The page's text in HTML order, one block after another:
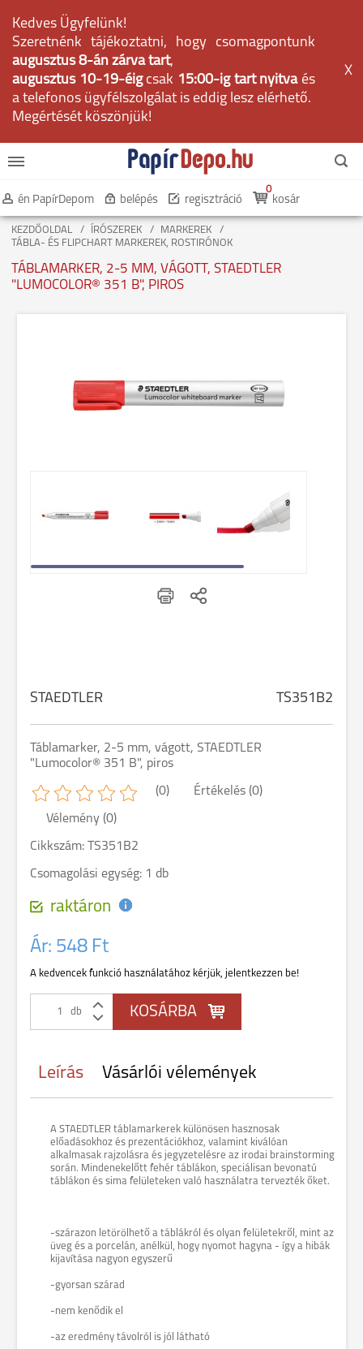
Kedves Ügyfelünk!
Szeretnénk tájékoztatni, hogy csomagpontunk
augusztus 8-án zárva tart,
augusztus 10-19-éig csak 15:00-ig tart nyitvaés
a telefonos ügyfélszolgálat is eddig lesz elérhető.
Megértését köszönjük!
X
én PapírDepom belépés regisztráció kosár
0
KEZDŐOLDAL ÍRÓSZEREK
MARKEREK
TÁBLA- ÉS FLIPCHART MARKEREK, ROSTIRÓNOK
TÁBLAMARKER, 2-5 MM, VÁGOTT, STAEDTLER
"LUMOCOLOR® 351 B", PIROS
STAEDTLER TS351B2
Táblamarker, 2-5 mm, vágott, STAEDTLER
"Lumocolor® 351 B", piros
(0) Értékelés (0)
Vélemény (0)
Cikkszám: TS351B2
Csomagolási egység: 1 db
raktáron
Ár: 548 Ft
A kedvencek funkció használatához kérjük, jelentkezzen be!
db
Leírás Vásárlói vélemények
A STAEDTLER táblamarkerek különösen hasznosak
előadásokhoz és prezentációkhoz, valamint kiválóan
alkalmasak rajzolásra és jegyzetelésre az irodai brainstorming
során. Mindenekelőtt fehér táblákon, speciálisan bevonatú
táblákon és sima felületeken való használatra tervezték őket.
-szárazon letörölhető a táblákról és olyan felületekről, mint az
üveg és a porcelán, anélkül, hogy nyomot hagyna - így a hibák
kijavítása nagyon egyszerű
-gyorsan szárad
-nem kenődik el
-az eredmény távolról is jól látható